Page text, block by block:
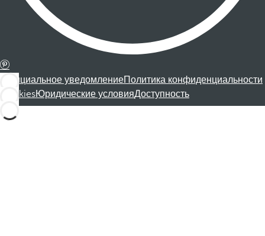
Официальное уведомлениеПолитика конфиденциальности
CookiesЮридические условияДоступность